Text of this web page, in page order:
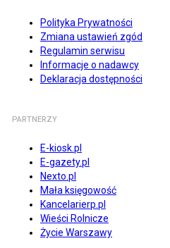
Polityka Prywatności
Zmiana ustawień zgód
Regulamin serwisu
Informacje o nadawcy
Deklaracja dostępności
PARTNERZY
E-kiosk.pl
E-gazety.pl
Nexto.pl
Mała księgowość
Kancelarierp.pl
Wieści Rolnicze
Życie Warszawy